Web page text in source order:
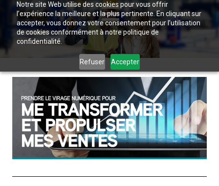
Notre site Web utilise des cookies pour vous offrir
l’expérience la meilleure et la plus pertinente. En cliquant sur
accepter, vous donnez votre consentement pour l’utilisation
de cookies conformément à notre politique de
confidentialité.
Refuser Accepter